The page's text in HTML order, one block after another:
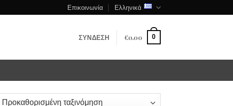
Επικοινωνία Ελληνικά
ΣΎΝΔΕΣΗ €0.00 0